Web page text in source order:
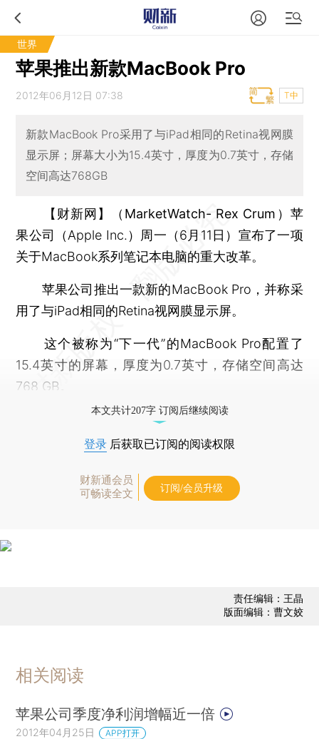
世界
苹果推出新款MacBook Pro
2012年06月12日 07:38 T中
新款MacBook Pro采用了与iPad相同的Retina视网膜
显示屏；屏幕大小为15.4英寸，厚度为0.7英寸，存储
空间高达768GB
【财新网】（MarketWatch- Rex Crum） 苹
果公司（Apple Inc.）周一（6月11日）宣布了一项
关于MacBook系列笔记本电脑的重大改革。
苹果公司推出一款新的MacBook Pro，并称采
用了与iPad相同的Retina视网膜显示屏。
这个被称为“下一代”的MacBook Pro配置了
15.4英寸的屏幕，厚度为0.7英寸，存储空间高达
768 GB。
本文共计207字 订阅后继续阅读
登录 后获取已订阅的阅读权限
财新通会员
可畅读全文
订阅/会员升级
责任编辑：王晶
版面编辑：曹文姣
相关阅读
苹果公司季度净利润增幅近一倍
2012年04月25日 APP打开